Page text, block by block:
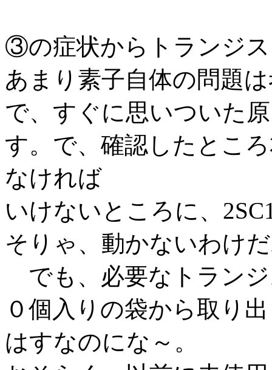
③の症状からトランジ
あまり素子自体の問題
で、すぐに思いついた
す。で、確認したとこ
なければ
いけないところに、
そりゃ、動かないわけ
でも、必要なトラン
０個入りの袋から取り
はすなのにな～。